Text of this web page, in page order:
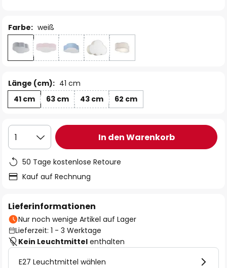
Farbe: weiß
Länge (cm): 41 cm
41 cm
63 cm 43 cm 62 cm
1 In den Warenkorb
50 Tage kostenlose Retoure
Kauf auf Rechnung
Lieferinformationen
Nur noch wenige Artikel auf Lager
Lieferzeit: 1 - 3 Werktage
Kein Leuchtmittel enthalten
E27 Leuchtmittel wählen